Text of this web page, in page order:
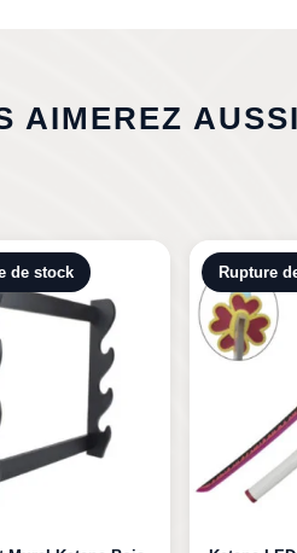
AIMEREZ AUSSI
de stock Rupture